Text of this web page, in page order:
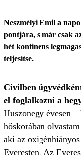
Neszmélyi Emil a
pontjára, s már csak
hét kontinens
teljesítse.
Civilben
el foglalkozni a
Huszonegy évesen
hőskorában
aki az
Everesten. Az